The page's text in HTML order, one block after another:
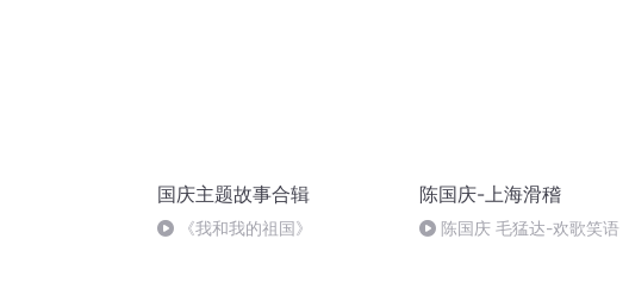
国庆主题故事合辑
《我和我的祖国》
陈国庆-上海滑稽
陈国庆 毛猛达-欢歌笑语